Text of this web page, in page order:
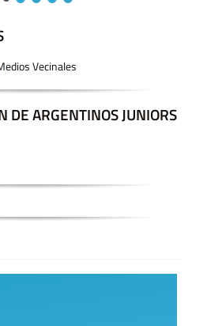
DE ARGENTINOS JUNIORS